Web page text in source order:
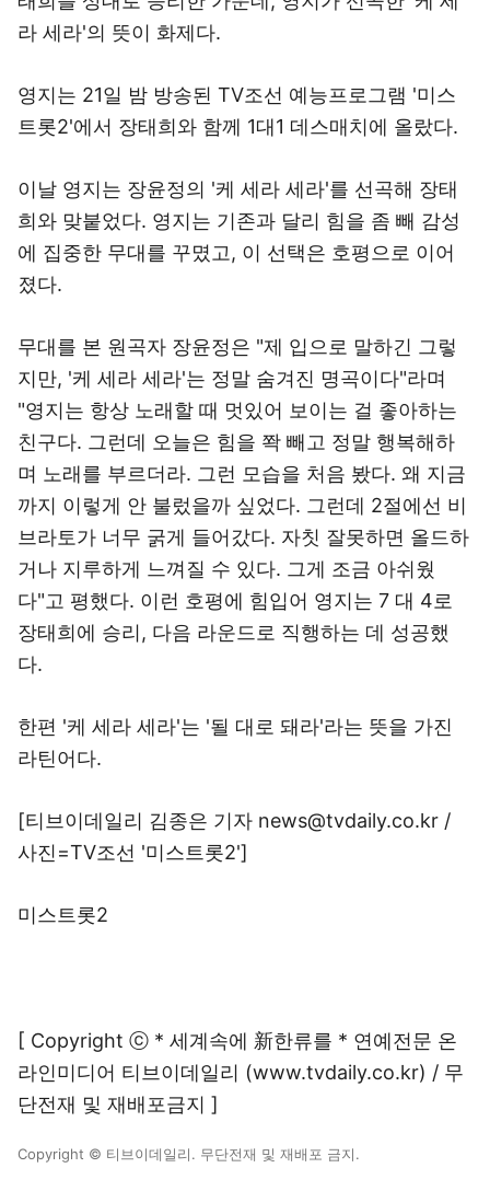
라 세라'의 뜻이 화제다.
영지는 21일 밤 방송된 TV조선 예능프로그램 '미스
트롯2'에서 장태희와 함께 1대1 데스매치에 올랐다.
이날 영지는 장윤정의 '케 세라 세라'를 선곡해 장태
희와 맞붙었다. 영지는 기존과 달리 힘을 좀 빼 감성
에 집중한 무대를 꾸몄고, 이 선택은 호평으로 이어
졌다.
무대를 본 원곡자 장윤정은 "제 입으로 말하긴 그렇
지만, '케 세라 세라'는 정말 숨겨진 명곡이다"라며
"영지는 항상 노래할 때 멋있어 보이는 걸 좋아하는
친구다. 그런데 오늘은 힘을 쫙 빼고 정말 행복해하
며 노래를 부르더라. 그런 모습을 처음 봤다. 왜 지금
까지 이렇게 안 불렀을까 싶었다. 그런데 2절에선 비
브라토가 너무 굵게 들어갔다. 자칫 잘못하면 올드하
거나 지루하게 느껴질 수 있다. 그게 조금 아쉬웠
다"고 평했다. 이런 호평에 힘입어 영지는 7 대 4로
장태희에 승리, 다음 라운드로 직행하는 데 성공했
다.
한편 '케 세라 세라'는 '될 대로 돼라'라는 뜻을 가진
라틴어다.
[티브이데일리 김종은 기자 news@tvdaily.co.kr /
사진=TV조선 '미스트롯2']
미스트롯2
[ Copyright ⓒ * 세계속에 新한류를 * 연예전문 온
라인미디어 티브이데일리 (www.tvdaily.co.kr) / 무
단전재 및 재배포금지 ]
Copyright © 티브이데일리. 무단전재 및 재배포 금지.